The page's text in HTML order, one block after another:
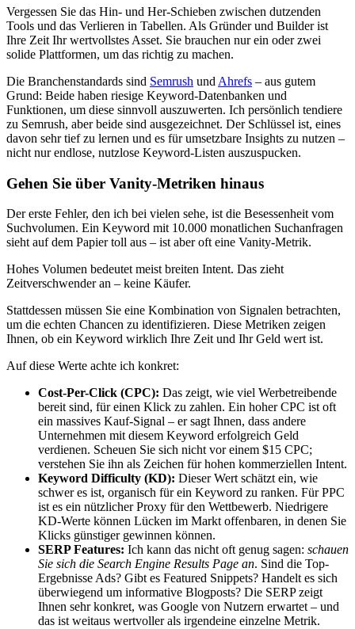
Vergessen Sie das Hin- und Her-Schieben zwischen dutzenden
Tools und das Verlieren in Tabellen. Als Gründer und Builder ist
Ihre Zeit Ihr wertvollstes Asset. Sie brauchen nur ein oder zwei
solide Plattformen, um das richtig zu machen.
Die Branchenstandards sind Semrush und Ahrefs – aus gutem
Grund: Beide haben riesige Keyword-Datenbanken und
Funktionen, um diese sinnvoll auszuwerten. Ich persönlich tendiere
zu Semrush, aber beide sind ausgezeichnet. Der Schlüssel ist, eines
davon sehr tief zu lernen und es für umsetzbare Insights zu nutzen –
nicht nur endlose, nutzlose Keyword-Listen auszuspucken.
Gehen Sie über Vanity-Metriken hinaus
Der erste Fehler, den ich bei vielen sehe, ist die Besessenheit vom
Suchvolumen. Ein Keyword mit 10.000 monatlichen Suchanfragen
sieht auf dem Papier toll aus – ist aber oft eine Vanity-Metrik.
Hohes Volumen bedeutet meist breiten Intent. Das zieht
Zeitverschwender an – keine Käufer.
Stattdessen müssen Sie eine Kombination von Signalen betrachten,
um die echten Chancen zu identifizieren. Diese Metriken zeigen
Ihnen, ob ein Keyword wirklich Ihre Zeit und Ihr Geld wert ist.
Auf diese Werte achte ich konkret:
Cost-Per-Click (CPC): Das zeigt, wie viel Werbetreibende
bereit sind, für einen Klick zu zahlen. Ein hoher CPC ist oft
ein massives Kauf-Signal – er sagt Ihnen, dass andere
Unternehmen mit diesem Keyword erfolgreich Geld
verdienen. Scheuen Sie sich nicht vor einem $15 CPC;
verstehen Sie ihn als Zeichen für hohen kommerziellen Intent.
Keyword Difficulty (KD): Dieser Wert schätzt ein, wie
schwer es ist, organisch für ein Keyword zu ranken. Für PPC
ist es ein nützlicher Proxy für den Wettbewerb. Niedrigere
KD-Werte können Lücken im Markt offenbaren, in denen Sie
Klicks günstiger gewinnen können.
SERP Features: Ich kann das nicht oft genug sagen: schauen
Sie sich die Search Engine Results Page an. Sind die Top-
Ergebnisse Ads? Gibt es Featured Snippets? Handelt es sich
überwiegend um informative Blogposts? Die SERP zeigt
Ihnen sehr konkret, was Google von Nutzern erwartet – und
das ist weitaus wertvoller als irgendeine einzelne Metrik.